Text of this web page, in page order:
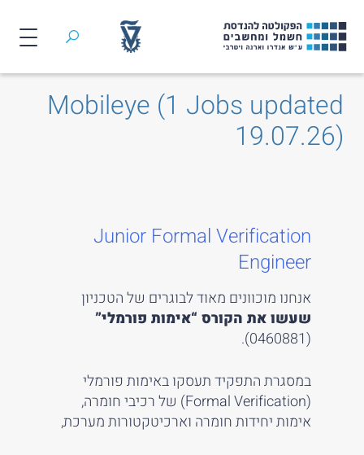
לתוכן
חיפוש
Mobileye (1 Jobs updated
19.07.26)
Junior Formal Verification
Engineer
אנחנו מוכוונים מאוד לבוגרים של הטכניון
שעשו את הקורס “אימות פורמלי”
(0460881).
במסגרת התפקיד תעסקו באימות פורמלי
(Formal Verification) של רכיבי חומרה,
אימות יחידות חומרה וארכיטקטורות מערכת,